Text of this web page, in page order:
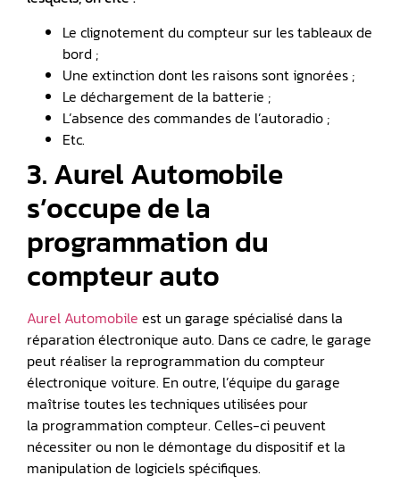
Le clignotement du compteur sur les tableaux de
bord ;
Une extinction dont les raisons sont ignorées ;
Le déchargement de la batterie ;
L’absence des commandes de l’autoradio ;
Etc.
3. Aurel Automobile
s’occupe de la
programmation du
compteur auto
Aurel Automobile est un garage spécialisé dans la
réparation électronique auto. Dans ce cadre, le garage
peut réaliser la reprogrammation du compteur
électronique voiture. En outre, l’équipe du garage
maîtrise toutes les techniques utilisées pour
la programmation compteur. Celles-ci peuvent
nécessiter ou non le démontage du dispositif et la
manipulation de logiciels spécifiques.